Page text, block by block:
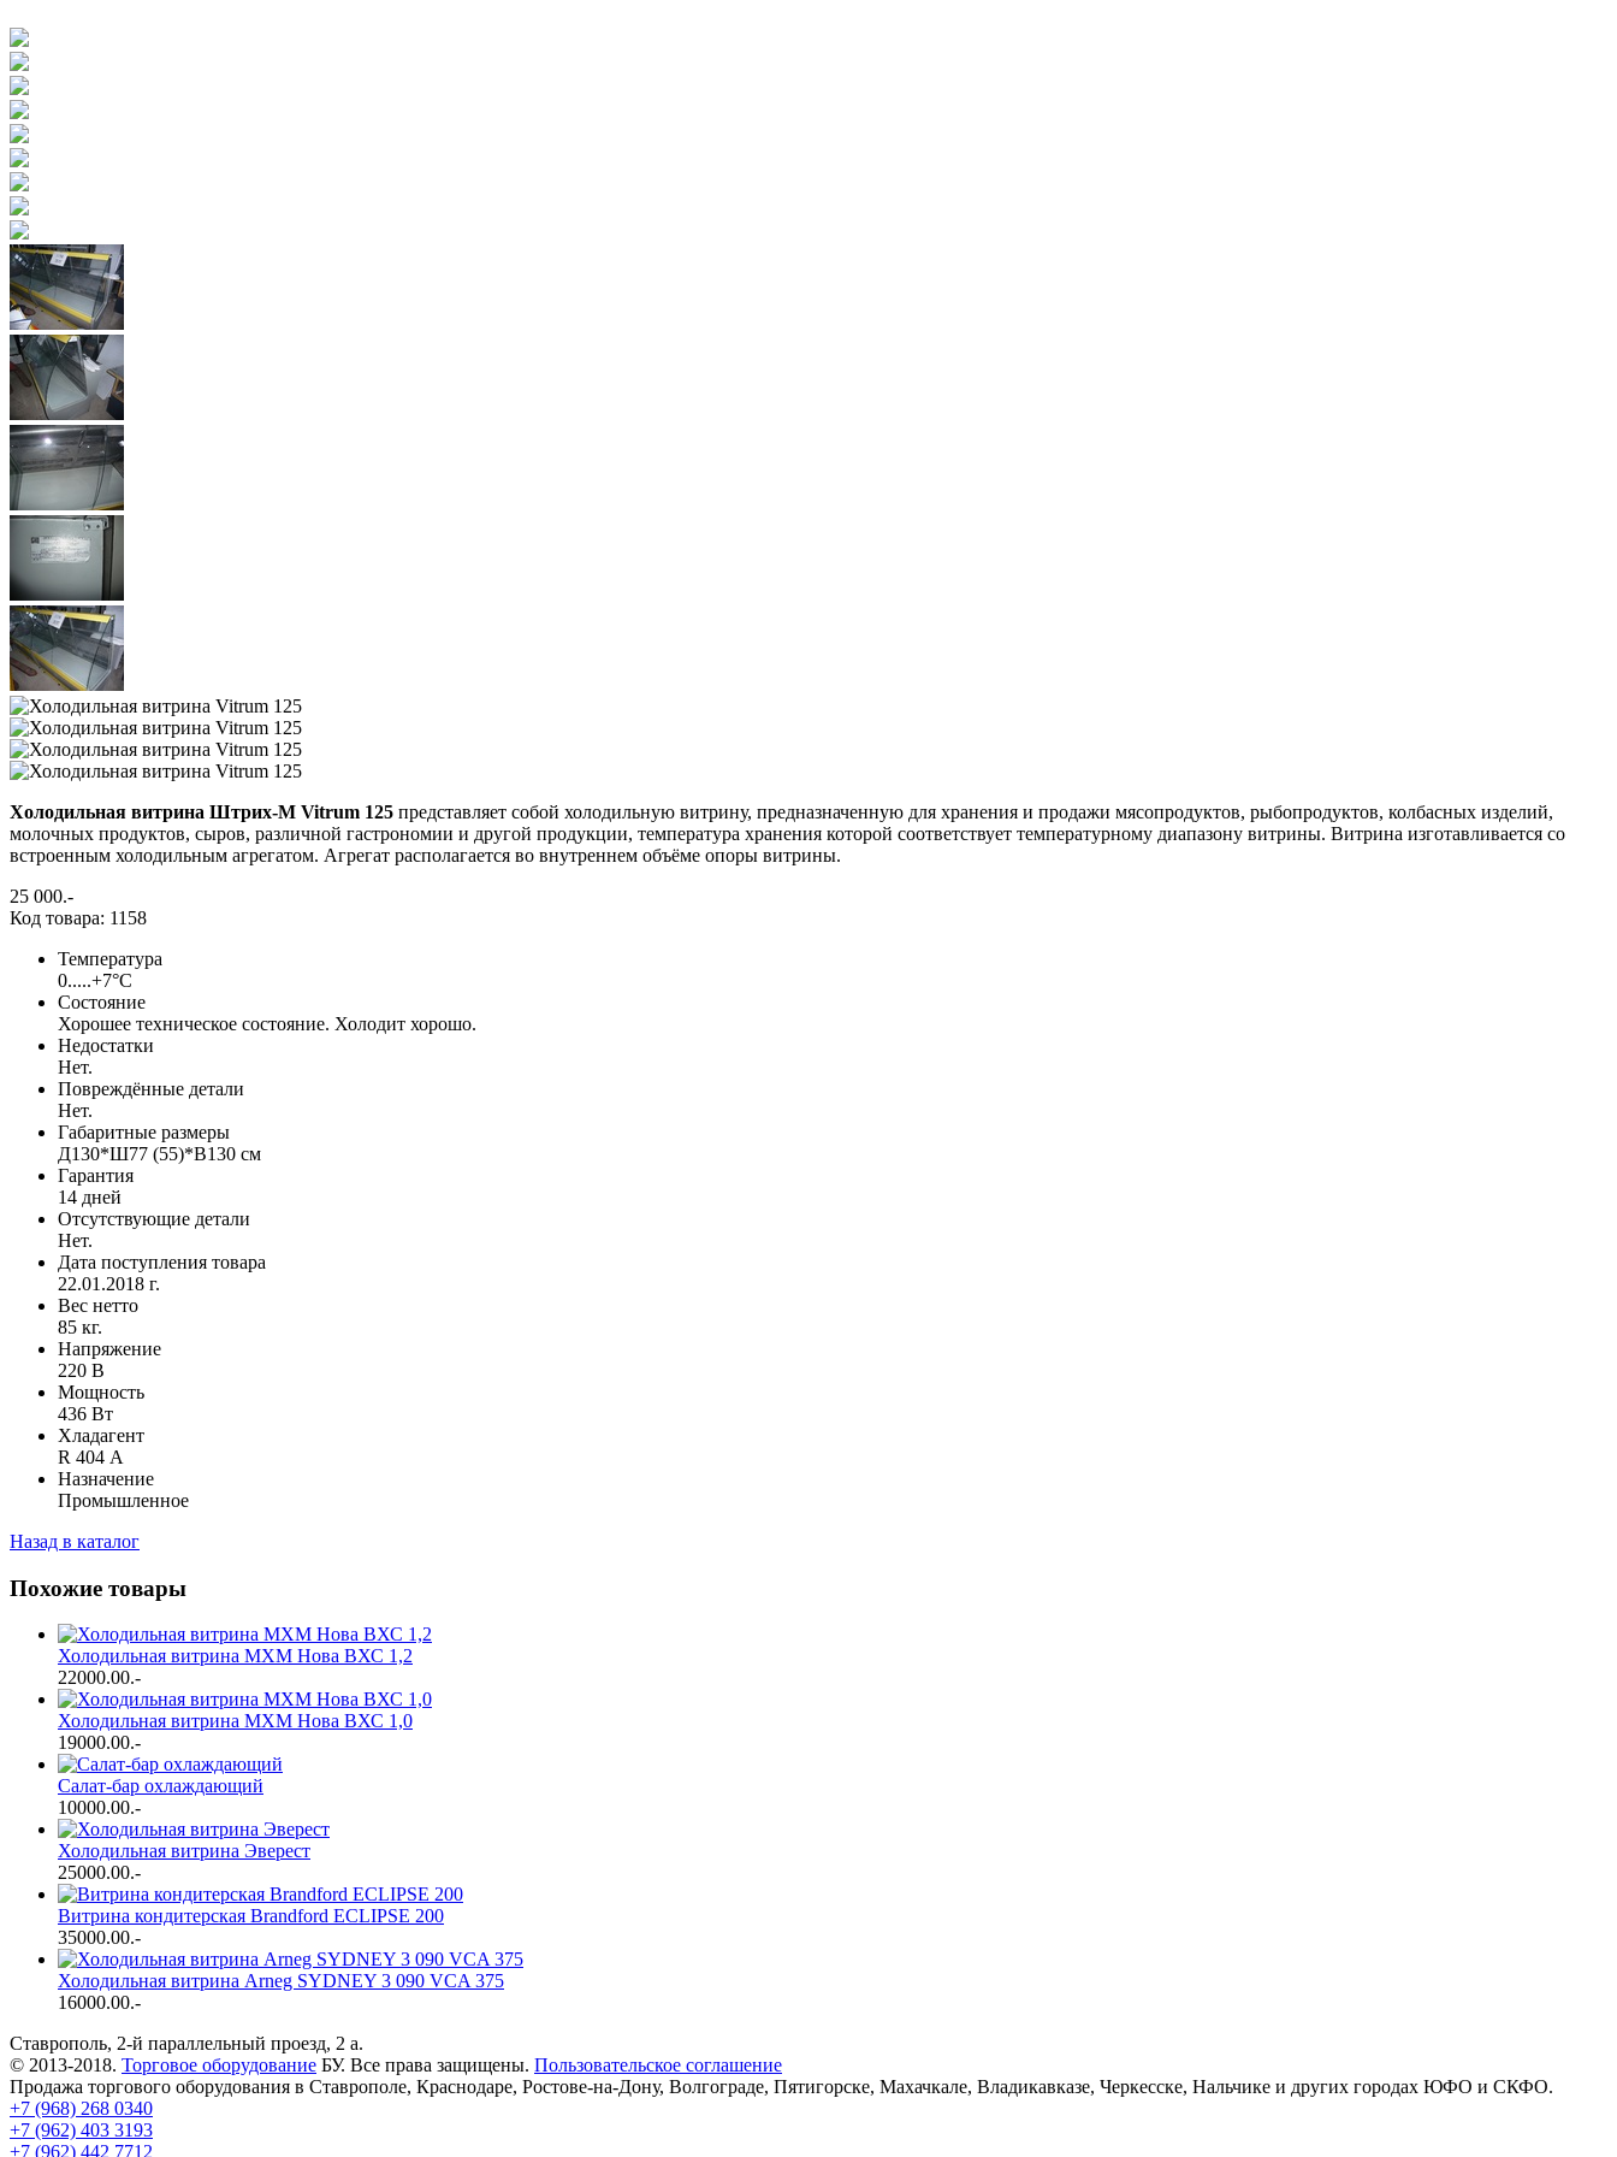
Холодильная витрина Штрих-М Vitrum 125 представляет собой холодильную витрину, предназначенную для хранения и продажи мясопродуктов, рыбопродуктов, колбасных изделий,
молочных продуктов, сыров, различной гастрономии и другой продукции, температура хранения которой соответствует температурному диапазону витрины. Витрина изготавливается со
встроенным холодильным агрегатом. Агрегат располагается во внутреннем объёме опоры витрины.
25 000.-
Код товара: 1158
Температура
0.....+7°С
Состояние
Хорошее техническое состояние. Холодит хорошо.
Недостатки
Нет.
Повреждённые детали
Нет.
Габаритные размеры
Д130*Ш77 (55)*В130 см
Гарантия
14 дней
Отсутствующие детали
Нет.
Дата поступления товара
22.01.2018 г.
Вес нетто
85 кг.
Напряжение
220 В
Мощность
436 Вт
Хладагент
R 404 А
Назначение
Промышленное
Назад в каталог
Похожие товары
Холодильная витрина МХМ Нова ВХС 1,2
22000.00.-
Холодильная витрина МХМ Нова ВХС 1,0
19000.00.-
Салат-бар охлаждающий
10000.00.-
Холодильная витрина Эверест
25000.00.-
Витрина кондитерская Brandford ECLIPSE 200
35000.00.-
Холодильная витрина Arneg SYDNEY 3 090 VCA 375
16000.00.-
Ставрополь, 2-й параллельный проезд, 2 a.
© 2013-2018. Торговое оборудование БУ. Все права защищены. Пользовательское соглашение
Продажа торгового оборудования в Ставрополе, Краснодаре, Ростове-на-Дону, Волгограде, Пятигорске, Махачкале, Владикавказе, Черкесске, Нальчике и других городах ЮФО и СКФО.
+7 (968) 268 0340
+7 (962) 403 3193
+7 (962) 442 7712